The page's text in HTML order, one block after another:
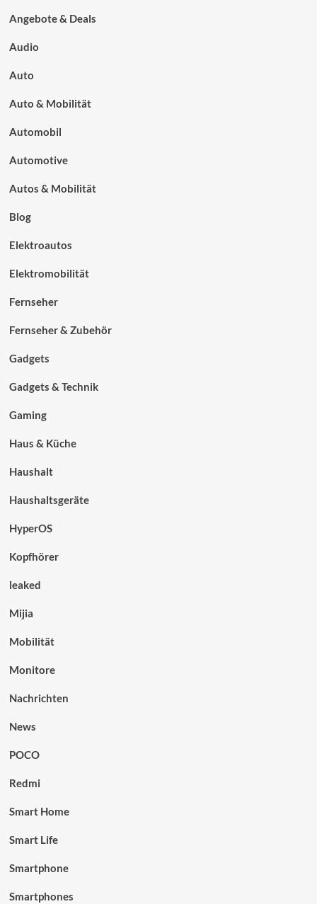
Angebote & Deals
Audio
Auto
Auto & Mobilität
Automobil
Automotive
Autos & Mobilität
Blog
Elektroautos
Elektromobilität
Fernseher
Fernseher & Zubehör
Gadgets
Gadgets & Technik
Gaming
Haus & Küche
Haushalt
Haushaltsgeräte
HyperOS
Kopfhörer
leaked
Mijia
Mobilität
Monitore
Nachrichten
News
POCO
Redmi
Smart Home
Smart Life
Smartphone
Smartphones